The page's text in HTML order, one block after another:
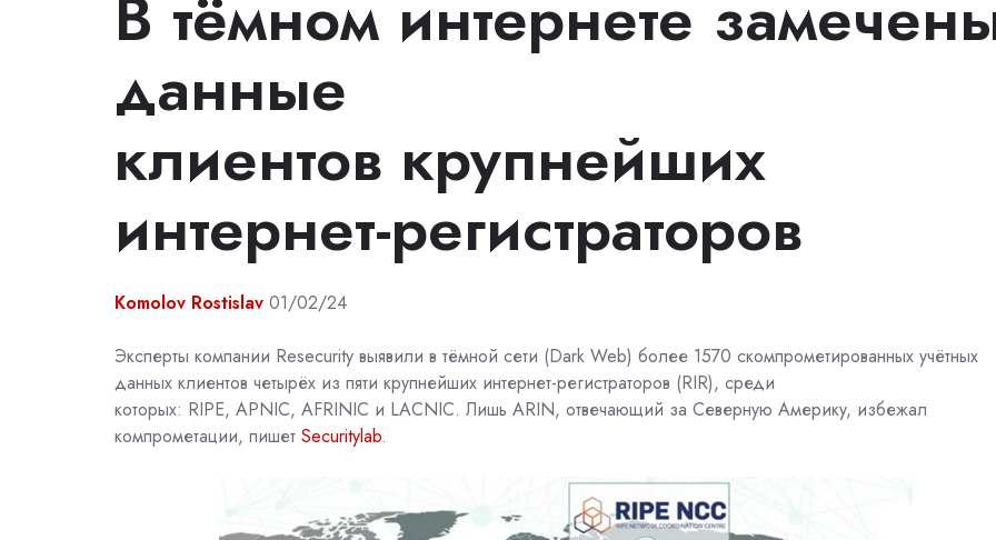
В тёмном интернете
данные
клиентов крупнейших
интернет-регистраторов
Komolov Rostislav 01/02/24
Эксперты компании Resecurity выявили в тёмной сети (Dark Web) более 1570 скомпрометированных учётных
данных клиентов четырёх из пяти крупнейших интернет-регистраторов (RIR), среди
которых: RIPE, APNIC, AFRINIC и LACNIC. Лишь ARIN, отвечающий за Северную Америку, избежал
компрометации, пишет Securitylab.